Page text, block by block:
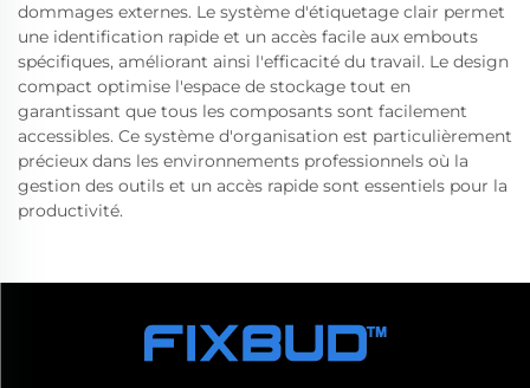
dommages externes. Le système d'étiquetage clair permet
une identification rapide et un accès facile aux embouts
spécifiques, améliorant ainsi l'efficacité du travail. Le design
compact optimise l'espace de stockage tout en
garantissant que tous les composants sont facilement
accessibles. Ce système d'organisation est particulièrement
précieux dans les environnements professionnels où la
gestion des outils et un accès rapide sont essentiels pour la
productivité.